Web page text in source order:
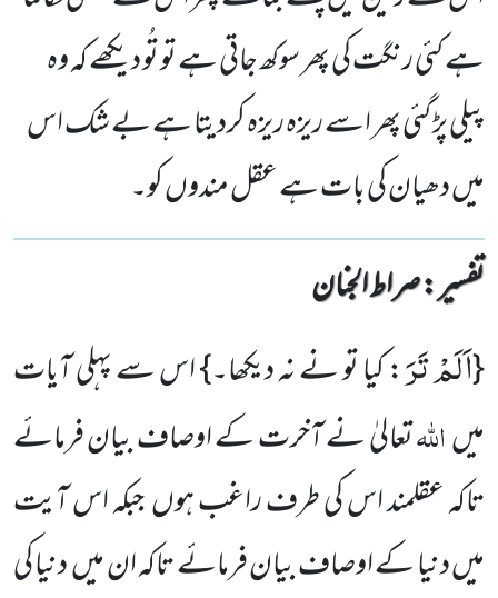
ہے کئی رنگت کی پھر سوکھ جاتی ہے تو تُو دیکھے کہ وہ
پیلی پڑ گئی پھر اسے ریزہ ریزہ کردیتا ہے بے شک اس
میں دھیان کی بات ہے عقل مندوں کو۔
تفسیر : ‎صراط الجنان
{اَلَمْ تَرَ: کیا تو نے نہ دیکھا۔} اس سے پہلی آیات
میںاللہتعالیٰ نے آخرت کے اوصاف بیان فرمائے
تاکہ عقلمند اس کی طرف راغب ہوں جبکہ اس آیت
میں دنیا کے اوصاف بیان فرمائے تاکہ ان میں دنیا کی